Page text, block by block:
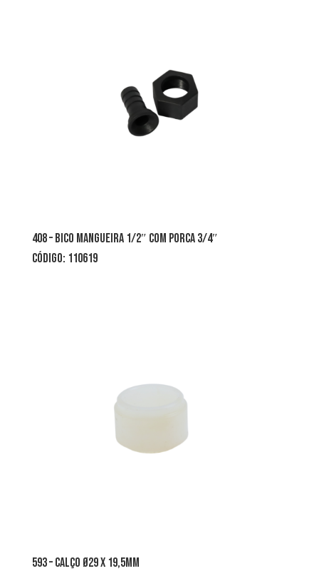
408 – bico mangueira 1/2″ com porca 3/4″
CÓDIGO: 110619
593 – calço Ø29 x 19,5mm